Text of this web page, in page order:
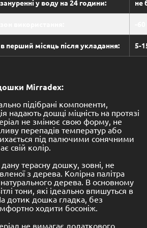
у воду на 24 години: не
в перший місяць після укладання: 5-
Mirradex:
підібрані компоненти,
надають дошці міцність на протязі
не змінює свою форму, не
перепадів температур або
під палючими сонячними
свій колір.
дану терасну дошку, зовні, не
з дерева. Колірна палітра
натурального дерева. В основному
тони, які ідеально впишуться в
дотик дошка гладка, без
ходити босоніж.
не вимагає додаткового